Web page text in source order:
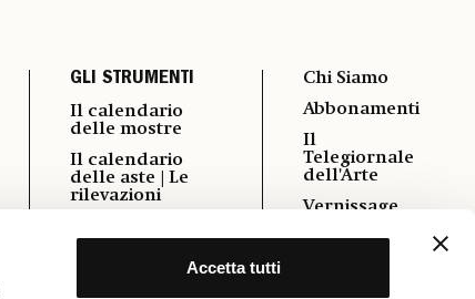
Accetta tutti
GLI STRUMENTI
Il calendario
delle mostre
Il calendario
delle aste | Le
rilevazioni
Chi Siamo
Abbonamenti
Il
Telegiornale
dell'Arte
Vernissage
Pubblicità